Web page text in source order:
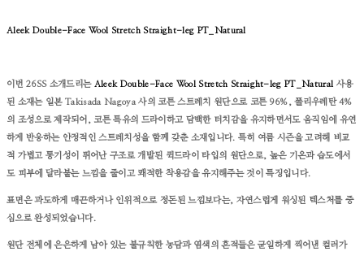
Aleek Double-Face Wool Stretch Straight-leg PT_Natural
이번 26SS 소개드리는 Aleek Double-Face Wool Stretch Straight-leg PT_Natural 사용
된 소재는 일본 Takisada Nagoya 사의 코튼 스트레치 원단으로 코튼 96%, 폴리우레탄 4%
의 조성으로 제작되어, 코튼 특유의 드라이하고 담백한 터치감을 유지하면서도 움직임에 유연
하게 반응하는 안정적인 스트레치성을 함께 갖춘 소재입니다. 특히 여름 시즌을 고려해 비교
적 가볍고 통기성이 뛰어난 구조로 개발된 퀵드라이 타입의 원단으로, 높은 기온과 습도에서
도 피부에 달라붙는 느낌을 줄이고 쾌적한 착용감을 유지해주는 것이 특징입니다.
표면은 과도하게 매끈하거나 인위적으로 정돈된 느낌보다는, 자연스럽게 워싱된 텍스처를 중
심으로 완성되었습니다.
원단 전체에 은은하게 남아 있는 불규칙한 농담과 염색의 흔적들은 균일하게 찍어낸 컬러가